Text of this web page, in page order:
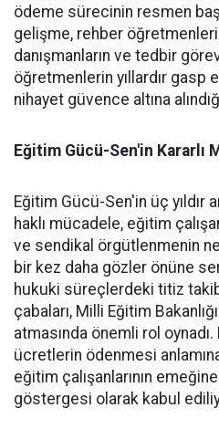
ödeme sürecinin resmen
gelişme, rehber
danışmanların ve tedbir
öğretmenlerin yıllardır gasp
nihayet güvence altına
Eğitim Gücü-Sen'in Kararlı
Eğitim Gücü-Sen'in üç yıldır
haklı mücadele, eğitim
ve sendikal örgütlenmenin
bir kez daha gözler önüne
hukuki süreçlerdeki titiz
çabaları, Milli Eğitim
atmasında önemli rol
ücretlerin ödenmesi
eğitim çalışanlarının
göstergesi olarak kabul